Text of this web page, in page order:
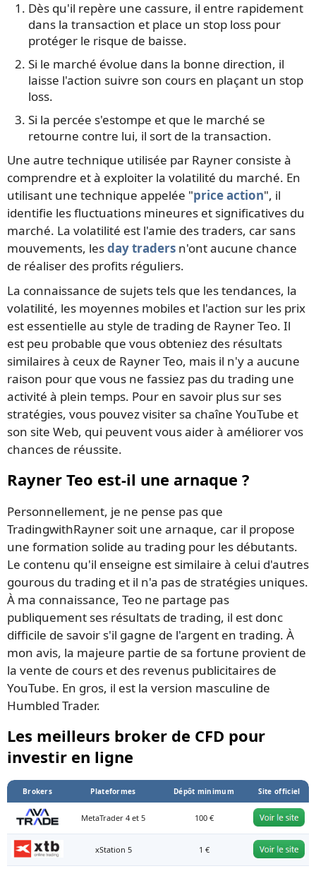
Dès qu'il repère une cassure, il entre rapidement
dans la transaction et place un stop loss pour
protéger le risque de baisse.
Si le marché évolue dans la bonne direction, il
laisse l'action suivre son cours en plaçant un stop
loss.
Si la percée s'estompe et que le marché se
retourne contre lui, il sort de la transaction.
Une autre technique utilisée par Rayner consiste à
comprendre et à exploiter la volatilité du marché. En
utilisant une technique appelée "price action", il
identifie les fluctuations mineures et significatives du
marché. La volatilité est l'amie des traders, car sans
mouvements, lesday traders n'ont aucune chance
de réaliser des profits réguliers.
La connaissance de sujets tels que les tendances, la
volatilité, les moyennes mobiles et l'action sur les prix
est essentielle au style de trading de Rayner Teo. Il
est peu probable que vous obteniez des résultats
similaires à ceux de Rayner Teo, mais il n'y a aucune
raison pour que vous ne fassiez pas du trading une
activité à plein temps. Pour en savoir plus sur ses
stratégies, vous pouvez visiter sa chaîne YouTube et
son site Web, qui peuvent vous aider à améliorer vos
chances de réussite.
Rayner Teo est-il une arnaque ?
Personnellement, je ne pense pas que
TradingwithRayner soit une arnaque, car il propose
une formation solide au trading pour les débutants.
Le contenu qu'il enseigne est similaire à celui d'autres
gourous du trading et il n'a pas de stratégies uniques.
À ma connaissance, Teo ne partage pas
publiquement ses résultats de trading, il est donc
difficile de savoir s'il gagne de l'argent en trading. À
mon avis, la majeure partie de sa fortune provient de
la vente de cours et des revenus publicitaires de
YouTube. En gros, il est la version masculine de
Humbled Trader.
Les meilleurs broker de CFD pour
investir en ligne
Brokers Plateformes Dépôt minimum Site officiel
MetaTrader 4 et 5 100 €
xStation 5 1 €